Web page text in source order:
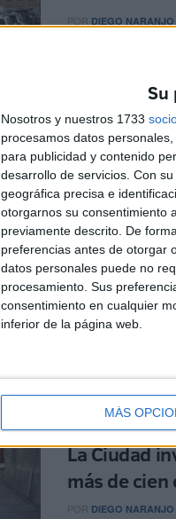
Su
Nosotros y nuestros 1733
procesamos datos
para publicidad y contenido
desarrollo de servicios. Con
geográfica precisa e
otorgarnos su consentimiento
previamente descrito. De
preferencias antes de otorgar
datos personales puede no
procesamiento. Sus
consentimiento en cualquier
inferior de la página web.
MÁS
POR DIEGO NARANJO
La barriada de
El PSOE
corte de luz
POR EVA CEREZO
La barriada de
protestas
La Ciudad
renovación
POR DIEGO NARANJO
La Ciudad
más de cien
POR DIEGO NARANJO